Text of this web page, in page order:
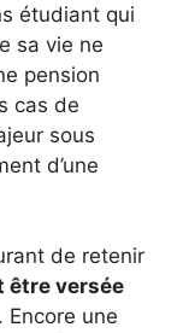
étudiant qui
sa vie ne
pension
cas de
sous
d’une
de retenir
être versée
. Encore une